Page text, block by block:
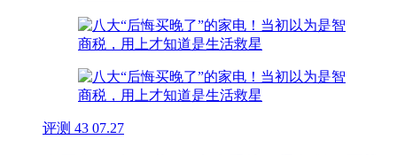
评测 43 07.27